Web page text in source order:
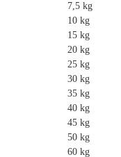
7,5 kg
10 kg
15 kg
20 kg
25 kg
30 kg
35 kg
40 kg
45 kg
50 kg
60 kg